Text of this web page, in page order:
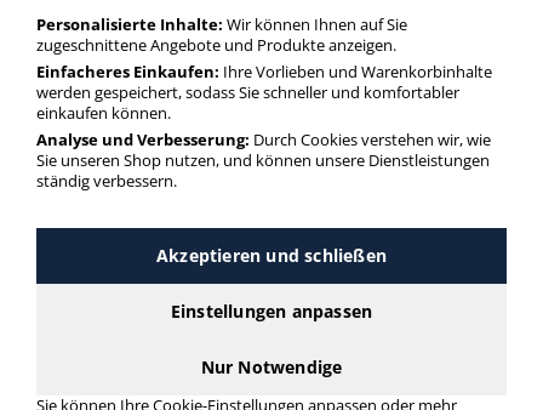
Versandtaschen C4 mit Fenster 20mm in bester Qualität
zum günstigen Preis. Finden Sie schnell Versandtaschen C4
mit Fenster 20mm mit unserer Filter-Funktion.
Versandtaschen C4 mit Fenster 20mm
mehr Infos zur Kategorie
Häufig gesucht
ohne Fenster
Personalisierte Inhalte: Wir können Ihnen auf Sie
zugeschnittene Angebote und Produkte anzeigen.
Einfacheres Einkaufen: Ihre Vorlieben und Warenkorbinhalte
werden gespeichert, sodass Sie schneller und komfortabler
einkaufen können.
Analyse und Verbesserung: Durch Cookies verstehen wir, wie
Sie unseren Shop nutzen, und können unsere Dienstleistungen
ständig verbessern.
Akzeptieren und schließen
Einstellungen anpassen
Nur Notwendige
Sie können Ihre Cookie-Einstellungen anpassen oder mehr